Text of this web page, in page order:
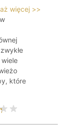
więcej >>
które